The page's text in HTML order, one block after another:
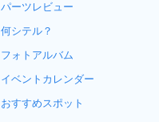
パーツレビュー
何シテル？
フォトアルバム
イベントカレンダー
おすすめスポット